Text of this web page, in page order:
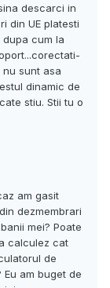
descarci in
din UE platesti
cum la
nu sunt asa
dinamic de
stiu. Stii tu o
am gasit
dezmembrari
mei? Poate
calculez cat
de
am buget de